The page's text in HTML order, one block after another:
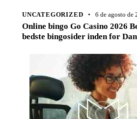
UNCATEGORIZED 6 de agosto de
Online bingo Go Casino 2026
bedste bingosider inden for